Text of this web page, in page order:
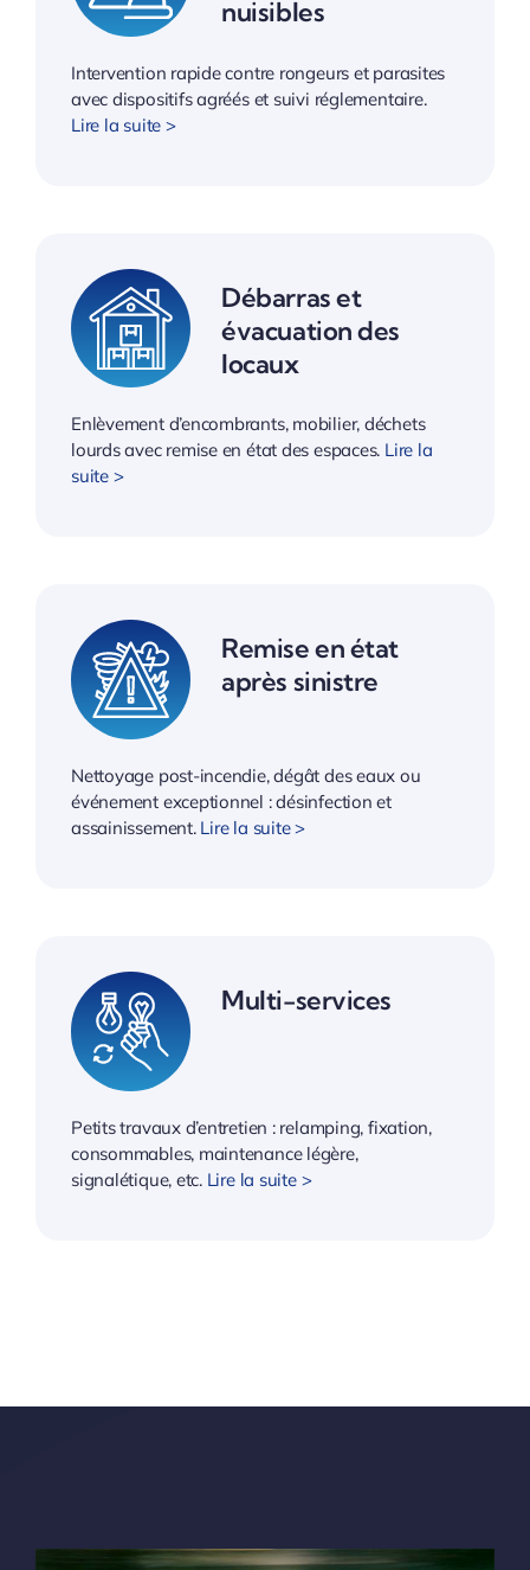
nuisibles
Intervention rapide contre rongeurs et parasites
avec dispositifs agréés et suivi réglementaire.
Lire la suite >
Débarras et
évacuation des
locaux
Enlèvement d’encombrants, mobilier, déchets
lourds avec remise en état des espaces. Lire la
suite >
Remise en état
après sinistre
Nettoyage post-incendie, dégât des eaux ou
événement exceptionnel : désinfection et
assainissement. Lire la suite >
Multi-services
Petits travaux d’entretien : relamping, fixation,
consommables, maintenance légère,
signalétique, etc. Lire la suite >